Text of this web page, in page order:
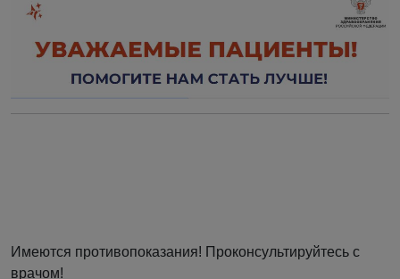
Имеются противопоказания! Проконсультируйтесь с
врачом!